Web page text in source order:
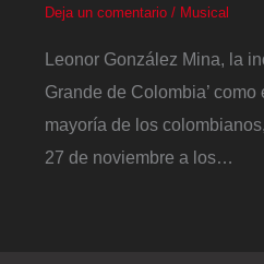
Deja un comentario / Musical
Leonor González Mina, la
Grande de Colombia’
mayoría de los
27 de noviembre a los…